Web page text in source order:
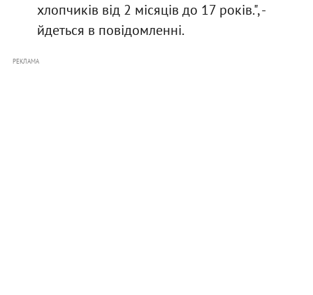
хлопчиків від 2 місяців до 17 років.", -
йдеться в повідомленні.
РЕКЛАМА